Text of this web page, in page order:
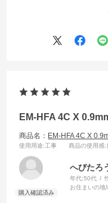
今回は、品質がよく安価
EM-HFA 4C X
商品名： EM-HFA 4C X
使用用途:工事 商品の使用感:
へびたろ
年代:50代
お住まいの地